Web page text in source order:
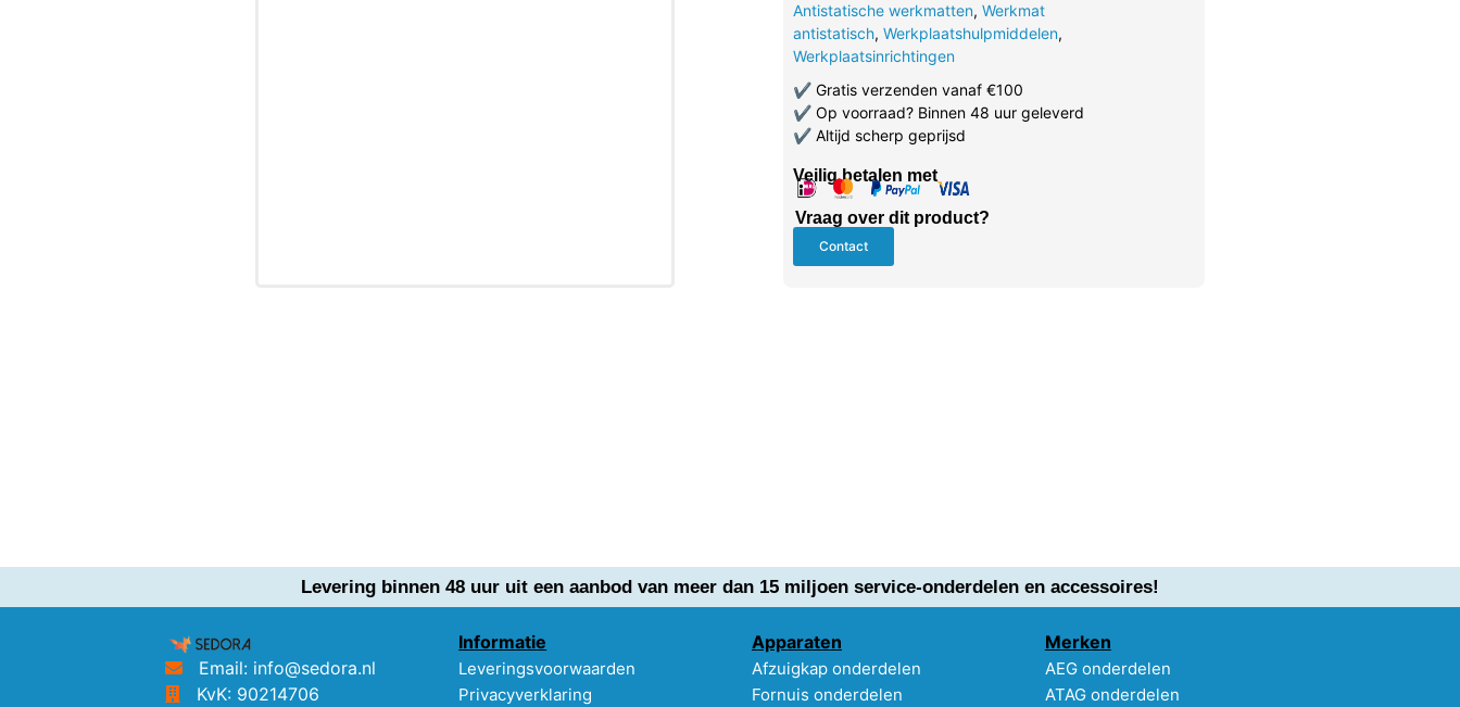
Antistatische werkmatten, Werkmat
antistatisch, Werkplaatshulpmiddelen,
Werkplaatsinrichtingen
✔Gratis verzenden vanaf €100
✔Op voorraad? Binnen 48 uur geleverd
✔Altijd scherp geprijsd
Veilig betalen met
Vraag over dit product?
Contact
Levering binnen 48 uur uit een aanbod van meer dan 15 miljoen service-onderdelen en accessoires!
Email: info@sedora.nl
KvK: 90214706
Informatie
Leveringsvoorwaarden
Privacyverklaring
Apparaten
Afzuigkap onderdelen
Fornuis onderdelen
Merken
AEG onderdelen
ATAG onderdelen